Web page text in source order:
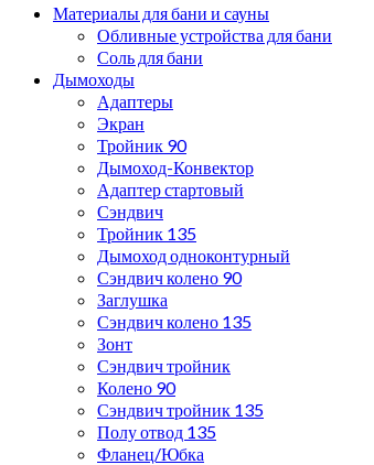
Материалы для бани и сауны
Обливные устройства для бани
Соль для бани
Дымоходы
Адаптеры
Экран
Тройник 90
Дымоход-Конвектор
Адаптер стартовый
Сэндвич
Тройник 135
Дымоход одноконтурный
Сэндвич колено 90
Заглушка
Сэндвич колено 135
Зонт
Сэндвич тройник
Колено 90
Сэндвич тройник 135
Полу отвод 135
Фланец/Юбка